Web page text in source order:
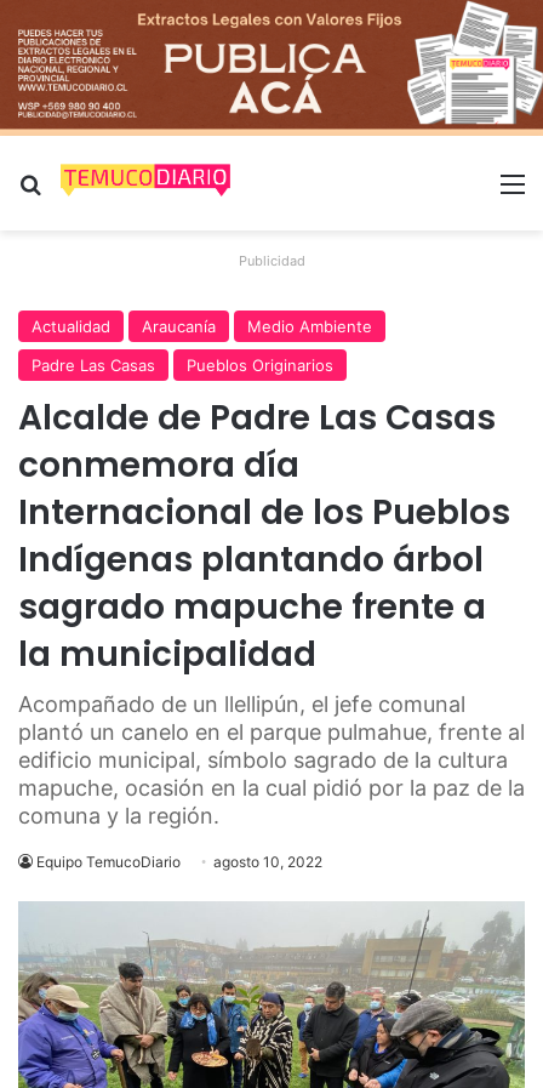
Buscar por
Publicidad
Actualidad Araucanía
Medio Ambiente
Padre Las Casas
Pueblos Originarios
Alcalde de Padre Las Casas
conmemora día
Internacional de los Pueblos
Indígenas plantando árbol
sagrado mapuche frente a
la municipalidad
Acompañado de un llellipún, el jefe comunal
plantó un canelo en el parque pulmahue, frente al
edificio municipal, símbolo sagrado de la cultura
mapuche, ocasión en la cual pidió por la paz de la
comuna y la región.
Equipo TemucoDiario agosto 10, 2022